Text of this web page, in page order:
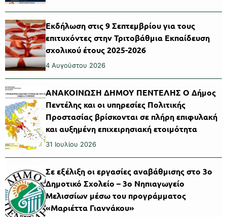
Εκδήλωση στις 9 Σεπτεμβρίου για τους
επιτυχόντες στην Τριτοβάθμια Εκπαίδευση
σχολικού έτους 2025-2026
4 Αυγούστου 2026
ΑΝΑΚΟΙΝΩΣΗ ΔΗΜΟΥ ΠΕΝΤΕΛΗΣ Ο Δήμος
Πεντέλης και οι υπηρεσίες Πολιτικής
Προστασίας βρίσκονται σε πλήρη επιφυλακή
και αυξημένη επιχειρησιακή ετοιμότητα
31 Ιουλίου 2026
Σε εξέλιξη οι εργασίες αναβάθμισης στο 3ο
Δημοτικό Σχολείο – 3ο Νηπιαγωγείο
Μελισσίων μέσω του προγράμματος
«Μαριέττα Γιαννάκου»